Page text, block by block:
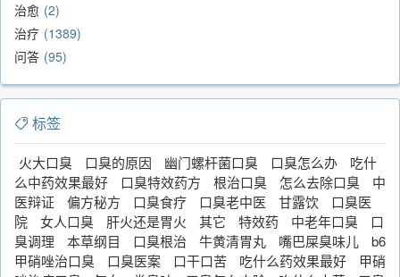
治愈 2
治疗 1389
问答 95
标签
火大口臭 口臭的原因 幽门螺杆菌口臭 口臭怎么办
吃什
么中药效果最好
口臭特效药方 根治口臭 怎么去除口臭
中
医辩证
偏方秘方 口臭食疗 口臭老中医 甘露饮
口臭医
院
女人口臭 肝火还是胃火 其它 特效药 中老年口臭
口
臭调理
本草纲目 口臭根治 牛黄清胃丸 嘴巴屎臭味儿
b6
甲硝唑治口臭
口臭医案 口干口苦 吃什么药效果最好
甲硝